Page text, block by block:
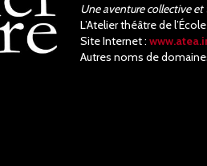
Une aventure collective
L’Atelier théâtre de
Site Internet :
Autres noms de